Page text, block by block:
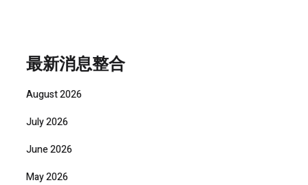
最新消息整合
August 2026
July 2026
June 2026
May 2026